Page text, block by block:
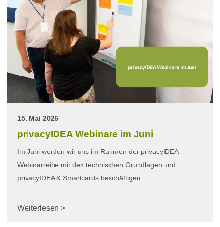
15. Mai 2026
privacyIDEA Webinare im Juni
Im Juni werden wir uns im Rahmen der privacyIDEA
Webinarreihe mit den technischen Grundlagen und
privacyIDEA & Smartcards beschäftigen.
Weiterlesen >